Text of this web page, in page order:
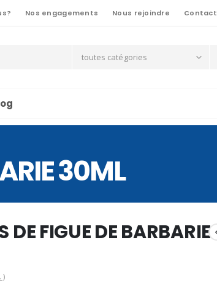
Nos engagements Nous rejoindre Contact
toutes catégories
30ML
DE FIGUE DE BARBARIE
)